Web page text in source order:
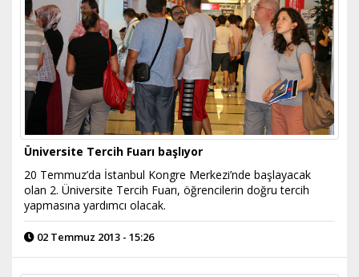
Üniversite Tercih Fuarı başlıyor
20 Temmuz’da İstanbul Kongre Merkezi’nde başlayacak
olan 2. Üniversite Tercih Fuarı, öğrencilerin doğru tercih
yapmasına yardımcı olacak.
02 Temmuz 2013 - 15:26